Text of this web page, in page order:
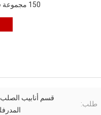
150 مجموعة في السنة
طلب:
قسم أنابيب